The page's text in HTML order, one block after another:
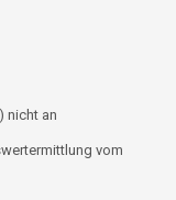
nicht an
vom